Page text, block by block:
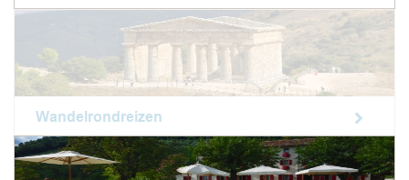
Wandelrondreizen